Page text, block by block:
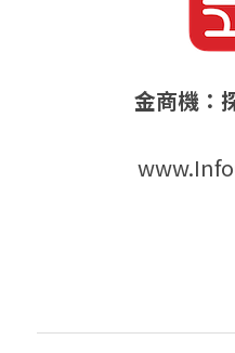
金商機：